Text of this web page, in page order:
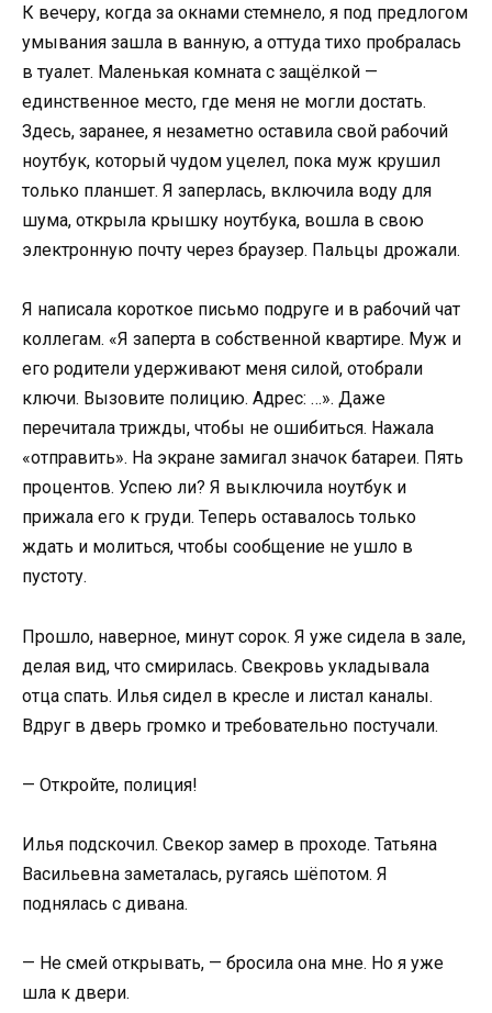
К вечеру, когда за окнами стемнело, я под предлогом
умывания зашла в ванную, а оттуда тихо пробралась
в туалет. Маленькая комната с защёлкой —
единственное место, где меня не могли достать.
Здесь, заранее, я незаметно оставила свой рабочий
ноутбук, который чудом уцелел, пока муж крушил
только планшет. Я заперлась, включила воду для
шума, открыла крышку ноутбука, вошла в свою
электронную почту через браузер. Пальцы дрожали.
Я написала короткое письмо подруге и в рабочий чат
коллегам. «Я заперта в собственной квартире. Муж и
его родители удерживают меня силой, отобрали
ключи. Вызовите полицию. Адрес: …». Даже
перечитала трижды, чтобы не ошибиться. Нажала
«отправить». На экране замигал значок батареи. Пять
процентов. Успею ли? Я выключила ноутбук и
прижала его к груди. Теперь оставалось только
ждать и молиться, чтобы сообщение не ушло в
пустоту.
Прошло, наверное, минут сорок. Я уже сидела в зале,
делая вид, что смирилась. Свекровь укладывала
отца спать. Илья сидел в кресле и листал каналы.
Вдруг в дверь громко и требовательно постучали.
— Откройте, полиция!
Илья подскочил. Свекор замер в проходе. Татьяна
Васильевна заметалась, ругаясь шёпотом. Я
поднялась с дивана.
— Не смей открывать, — бросила она мне. Но я уже
шла к двери.